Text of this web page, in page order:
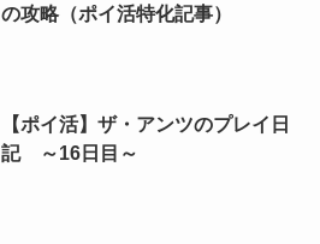
の攻略（ポイ活特化記事）
【ポイ活】ザ・アンツのプレイ日
記 ～16日目～